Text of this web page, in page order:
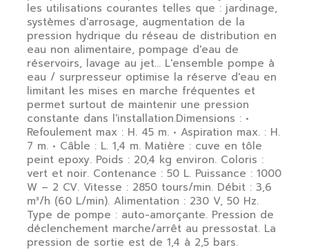
les utilisations courantes telles que : jardinage,
systèmes d'arrosage, augmentation de la
pression hydrique du réseau de distribution en
eau non alimentaire, pompage d'eau de
réservoirs, lavage au jet... L'ensemble pompe à
eau / surpresseur optimise la réserve d'eau en
limitant les mises en marche fréquentes et
permet surtout de maintenir une pression
constante dans l'installation.Dimensions : •
Refoulement max : H. 45 m. • Aspiration max. : H.
7 m. • Câble : L. 1,4 m. Matière : cuve en tôle
peint epoxy. Poids : 20,4 kg environ. Coloris :
vert et noir. Contenance : 50 L. Puissance : 1000
W – 2 CV. Vitesse : 2850 tours/min. Débit : 3,6
m³/h (60 L/min). Alimentation : 230 V, 50 Hz.
Type de pompe : auto-amorçante. Pression de
déclenchement marche/arrêt au pressostat. La
pression de sortie est de 1,4 à 2,5 bars.